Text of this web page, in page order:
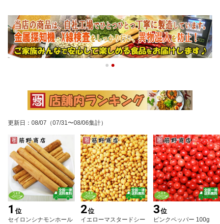
更新日 ： 08/07 （07/31〜08/06集計）
1 位
セイロンシナモンホール
2位
イエローマスタードシー
3位
ピンクペッパー 100g